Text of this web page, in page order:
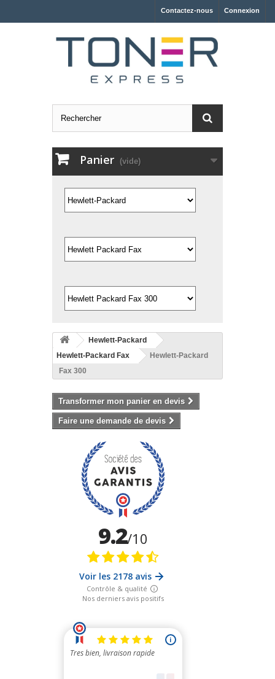
Connexion
Contactez-nous
Panier (vide)
Hewlett-Packard
Hewlett-Packard Fax
Hewlett-Packard
Fax 300
Transformer mon panier en devis
Faire une demande de devis